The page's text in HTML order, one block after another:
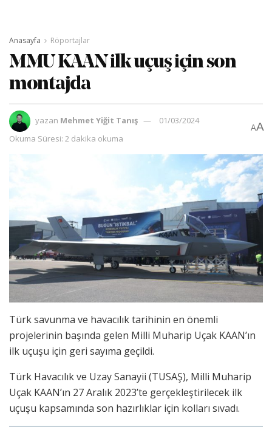
Anasayfa Röportajlar
MMU KAAN ilk uçuş için son
montajda
yazan Mehmet Yiğit Tanış
01/03/2024
Okuma Süresi: 2 dakika okuma
AA
Türk savunma ve havacılık tarihinin en önemli
projelerinin başında gelen Milli Muharip Uçak KAAN’ın
ilk uçuşu için geri sayıma geçildi.
Türk Havacılık ve Uzay Sanayii (TUSAŞ), Milli Muharip
Uçak KAAN’ın 27 Aralık 2023’te gerçekleştirilecek ilk
uçuşu kapsamında son hazırlıklar için kolları sıvadı.